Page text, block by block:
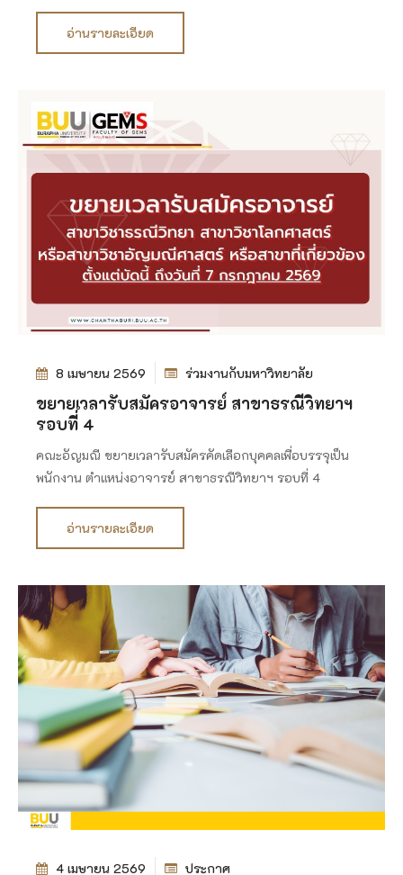
อ่านรายละเอียด
8 เมษายน 2569 ร่วมงานกับมหาวิทยาลัย
ขยายเวลารับสมัครอาจารย์ สาขาธรณีวิทยาฯ
รอบที่ 4
คณะอัญมณี ขยายเวลารับสมัครคัดเลือกบุคคลเพื่อบรรจุเป็น
พนักงาน ตำแหน่งอาจารย์ สาขาธรณีวิทยาฯ รอบที่ 4
อ่านรายละเอียด
4 เมษายน 2569 ประกาศ